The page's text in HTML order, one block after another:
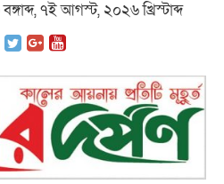
৭ই আগস্ট, ২০২৬ খ্রিস্টাব্দ